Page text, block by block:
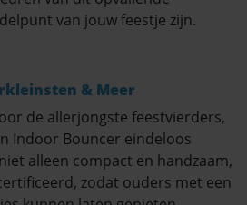
van jouw feestje zijn.
& Meer
de allerjongste feestvierders,
Indoor Bouncer eindeloos
alleen compact en handzaam,
zodat ouders met een